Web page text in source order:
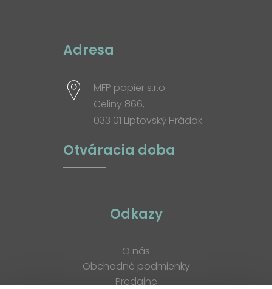
Adresa
MFP papier s.r.o.
Celiny 866,
033 01 Liptovský Hrádok
Otváracia doba
Odkazy
O nás
Obchodné podmienky
Predajne